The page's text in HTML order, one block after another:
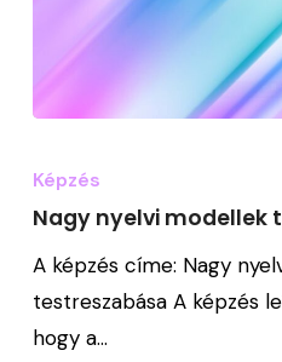
nyelvi
modellek
Képzés
Nagy nyelvi modellek
A képzés címe: Nagy
testreszabása A képzés
hogy a…